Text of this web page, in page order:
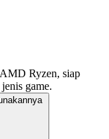
Ryzen, siap
game.